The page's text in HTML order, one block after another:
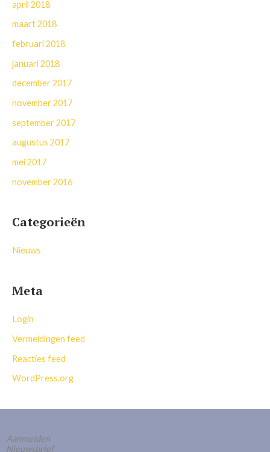
april 2018
maart 2018
februari 2018
januari 2018
december 2017
november 2017
september 2017
augustus 2017
mei 2017
november 2016
Categorieën
Nieuws
Meta
Login
Vermeldingen feed
Reacties feed
WordPress.org
Aanmelden
Nieuwsbrief